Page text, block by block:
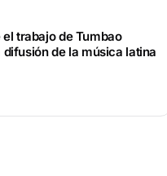
trabajo de Tumbao
de la música latina